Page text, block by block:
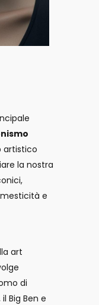
artistico
la nostra
e
art
di
Big Ben e